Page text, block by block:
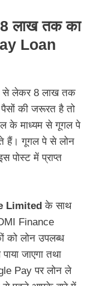
लाख तक का
Loan
से लेकर 8 लाख तक
की जरूरत है तो
के माध्यम से गूगल पे
हैं। गूगल पे से लोन
पोस्ट में प्राप्त
Limitedके साथ
Finance
को लोन उपलब्ध
जाएगा तथा
Pay पर लोन ले